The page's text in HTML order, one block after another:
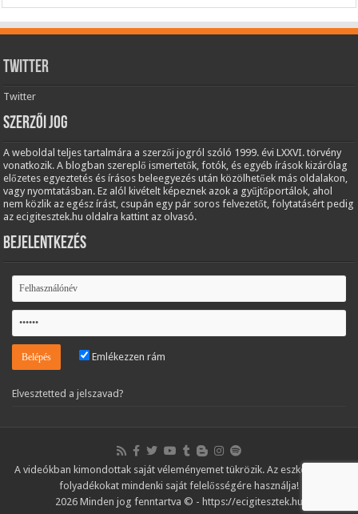
Twitter
Twitter
Szerzői jog
A weboldal teljes tartalmára a szerzői jogról szóló 1999. évi LXXVI. törvény
vonatkozik. A blogban szereplő ismertetők, fotók, és egyéb írások kizárólag
előzetes egyeztetés és írásos beleegyezés után közölhetőek más oldalakon,
vagy nyomtatásban. Ez alól kivételt képeznek azok a gyűjtőportálok, ahol
nem közlik az egész írást, csupán egy pár soros felvezetőt, folytatásért pedig
az ecigitesztek.hu oldalra kattint az olvasó.
Bejelentkezés
Emlékezzen rám
Elvesztetted a jelszavad?
A videókban kimondottak saját véleményemet tükrözik. Az eszközöket és
folyadékokat mindenki saját felelősségére használja!
2026 Minden jog fenntartva © - https://ecigitesztek.hu